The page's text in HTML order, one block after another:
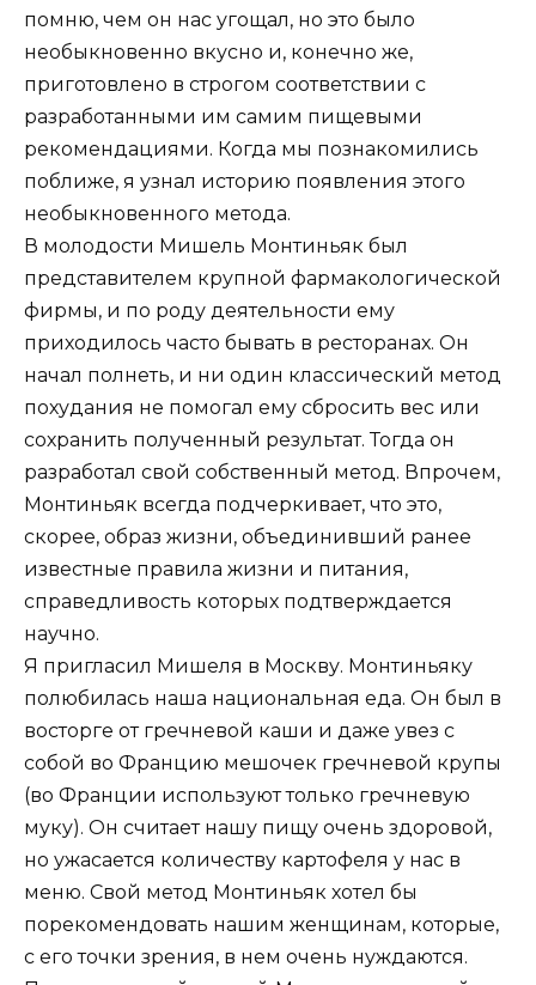
помню, чем он нас угощал, но это было
необыкновенно вкусно и, конечно же,
приготовлено в строгом соответствии с
разработанными им самим пищевыми
рекомендациями. Когда мы познакомились
поближе, я узнал историю появления этого
необыкновенного метода.
В молодости Мишель Монтиньяк был
представителем крупной фармакологической
фирмы, и по роду деятельности ему
приходилось часто бывать в ресторанах. Он
начал полнеть, и ни один классический метод
похудания не помогал ему сбросить вес или
сохранить полученный результат. Тогда он
разработал свой собственный метод. Впрочем,
Монтиньяк всегда подчеркивает, что это,
скорее, образ жизни, объединивший ранее
известные правила жизни и питания,
справедливость которых подтверждается
научно.
Я пригласил Мишеля в Москву. Монтиньяку
полюбилась наша национальная еда. Он был в
восторге от гречневой каши и даже увез с
собой во Францию мешочек гречневой крупы
(во Франции используют только гречневую
муку). Он считает нашу пищу очень здоровой,
но ужасается количеству картофеля у нас в
меню. Свой метод Монтиньяк хотел бы
порекомендовать нашим женщинам, которые,
с его точки зрения, в нем очень нуждаются.